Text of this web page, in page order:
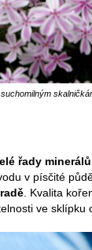
řady minerálů
v písčité
. Kvalita
ve sklípku